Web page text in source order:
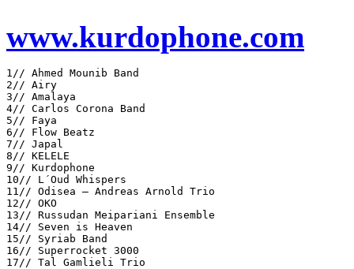
www.kurdophone.com
1// Ahmed Mounib Band
2// Airy
3// Amalaya
4// Carlos Corona Band
5// Faya
6// Flow Beatz
7// Japal
8// KELELE
9// Kurdophone
10// L´Oud Whispers
11// Odisea – Andreas Arnold Trio
12// OKO
13// Russudan Meipariani Ensemble
14// Seven is Heaven
15// Syriab Band
16// Superrocket 3000
17// Tal Gamlieli Trio